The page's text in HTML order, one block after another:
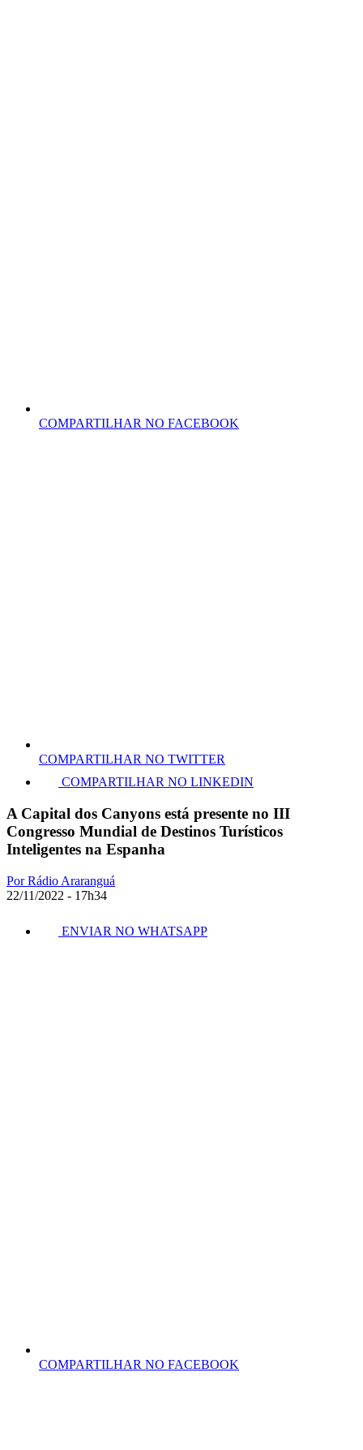
COMPARTILHAR NO FACEBOOK
COMPARTILHAR NO TWITTER
COMPARTILHAR NO LINKEDIN
A Capital dos Canyons está presente no III
Congresso Mundial de Destinos Turísticos
Inteligentes na Espanha
Por Rádio Araranguá
22/11/2022 - 17h34
ENVIAR NO WHATSAPP
COMPARTILHAR NO FACEBOOK